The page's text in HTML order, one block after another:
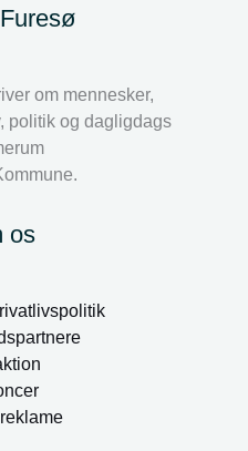
om mennesker,
politik og dagligdags
os